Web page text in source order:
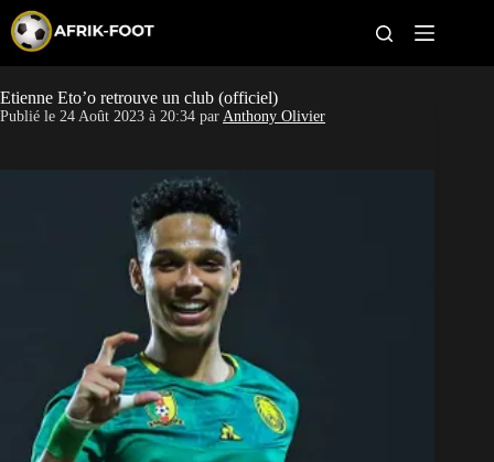
p
t
o
c
CAN féminine
Pays
Clubs
Classement
Paris sportifs
Etienne Eto’o retrouve un club (officiel)
Publié le 24 Août 2023 à 20:34 par Anthony Olivier